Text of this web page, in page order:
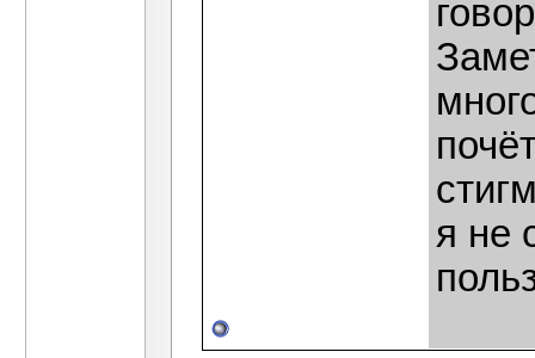
я не